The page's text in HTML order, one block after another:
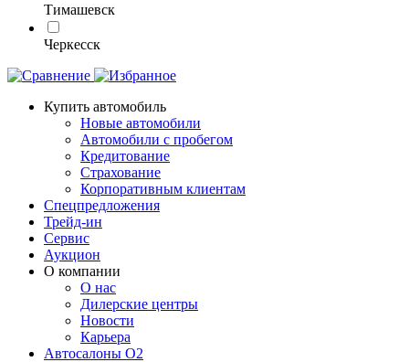
Тимашевск
Черкесск
Купить автомобиль
Новые автомобили
Автомобили с пробегом
Кредитование
Страхование
Корпоративным клиентам
Спецпредложения
Трейд-ин
Сервис
Аукцион
О компании
О нас
Дилерские центры
Новости
Карьера
Автосалоны O2